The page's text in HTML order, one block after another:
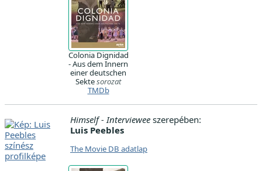
Colonia Dignidad
- Aus dem Innern
einer deutschen
Sektesorozat
TMDb
Himself - Interviewee szerepében:
Luis Peebles
The Movie DB adatlap